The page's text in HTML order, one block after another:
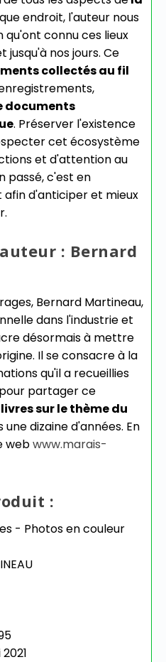
endroit, l'auteur nous
connu ces lieux
jusqu'à nos jours. Ce
collectés au fil
documents
. Préserver l'existence
cet écosystème
et d'attention au
passé, c'est en
d'anticiper et mieux
: Bernard
Bernard Martineau,
dans l'industrie et
désormais à mettre
Il se consacre à la
qu'il a recueillies
partager ce
sur le thème du
une dizaine d'années. En
webwww.marais-
:
- Photos en couleur